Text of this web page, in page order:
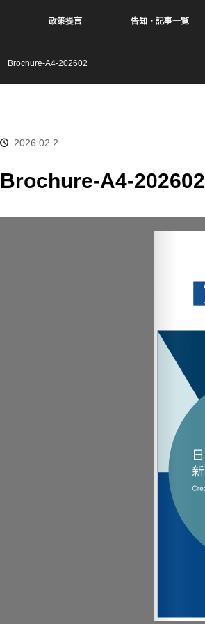
政策提言 告知・記事一覧
Brochure-A4-202602
2026.02.2
Brochure-A4-202602